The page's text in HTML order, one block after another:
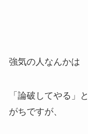
強気の人なんかは
「論破してやる」
がちですが、